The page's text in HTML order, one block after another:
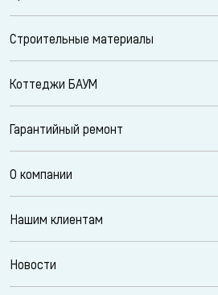
Строительные материалы
Коттеджи БАУМ
Гарантийный ремонт
О компании
Нашим клиентам
Новости